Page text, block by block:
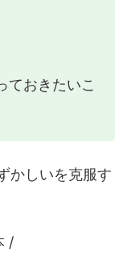
ておきたいこ
かしいを克服す
/